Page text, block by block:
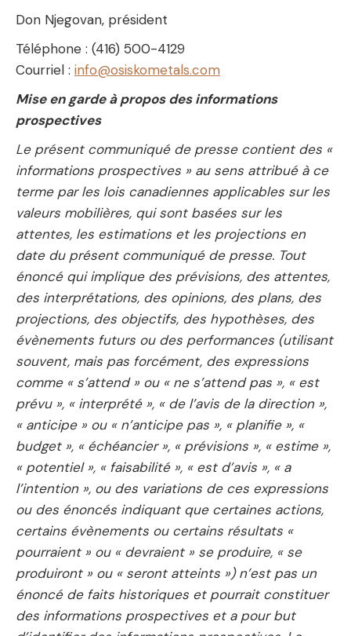
Don Njegovan, président
Téléphone : (416) 500-4129
Courriel : info@osiskometals.com
Mise en garde à propos des informations
prospectives
Le présent communiqué de presse contient des «
informations prospectives » au sens attribué à ce
terme par les lois canadiennes applicables sur les
valeurs mobilières, qui sont basées sur les
attentes, les estimations et les projections en
date du présent communiqué de presse. Tout
énoncé qui implique des prévisions, des attentes,
des interprétations, des opinions, des plans, des
projections, des objectifs, des hypothèses, des
évènements futurs ou des performances (utilisant
souvent, mais pas forcément, des expressions
comme « s’attend » ou « ne s’attend pas », « est
prévu », « interprété », « de l’avis de la direction »,
« anticipe » ou « n’anticipe pas », « planifie », «
budget », « échéancier », « prévisions », « estime »,
« potentiel », « faisabilité », « est d’avis », « a
l’intention », ou des variations de ces expressions
ou des énoncés indiquant que certaines actions,
certains évènements ou certains résultats «
pourraient » ou « devraient » se produire, « se
produiront » ou « seront atteints ») n’est pas un
énoncé de faits historiques et pourrait constituer
des informations prospectives et a pour but